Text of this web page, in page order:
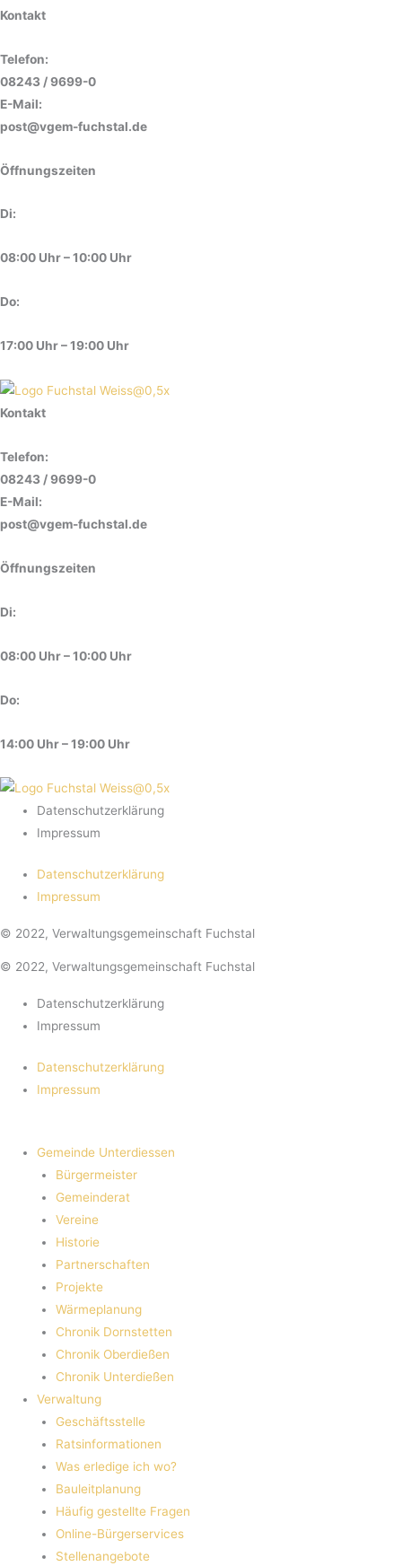
Kontakt
Telefon:
08243 / 9699-0
E-Mail:
post@vgem-fuchstal.de
Öffnungszeiten
Di:
08:00 Uhr – 10:00 Uhr
Do:
17:00 Uhr – 19:00 Uhr
Kontakt
Telefon:
08243 / 9699-0
E-Mail:
post@vgem-fuchstal.de
Öffnungszeiten
Di:
08:00 Uhr – 10:00 Uhr
Do:
14:00 Uhr – 19:00 Uhr
Datenschutzerklärung
Impressum
Datenschutzerklärung
Impressum
© 2022, Verwaltungsgemeinschaft Fuchstal
© 2022, Verwaltungsgemeinschaft Fuchstal
Datenschutzerklärung
Impressum
Datenschutzerklärung
Impressum
Gemeinde Unterdiessen
Bürgermeister
Gemeinderat
Vereine
Historie
Partnerschaften
Projekte
Wärmeplanung
Chronik Dornstetten
Chronik Oberdießen
Chronik Unterdießen
Verwaltung
Geschäftsstelle
Ratsinformationen
Was erledige ich wo?
Bauleitplanung
Häufig gestellte Fragen
Online-Bürgerservices
Stellenangebote